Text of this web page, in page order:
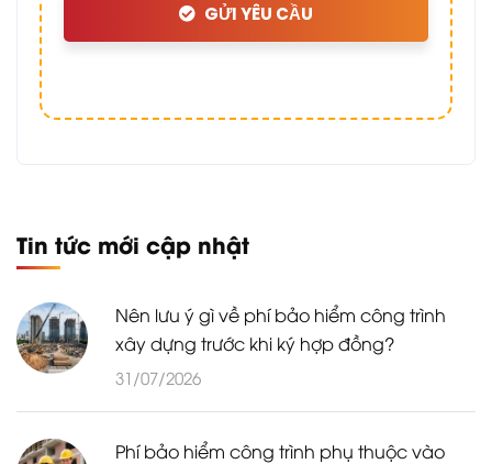
GỬI YÊU CẦU
Tin tức mới cập nhật
Nên lưu ý gì về phí bảo hiểm công trình
xây dựng trước khi ký hợp đồng?
31/07/2026
Phí bảo hiểm công trình phụ thuộc vào